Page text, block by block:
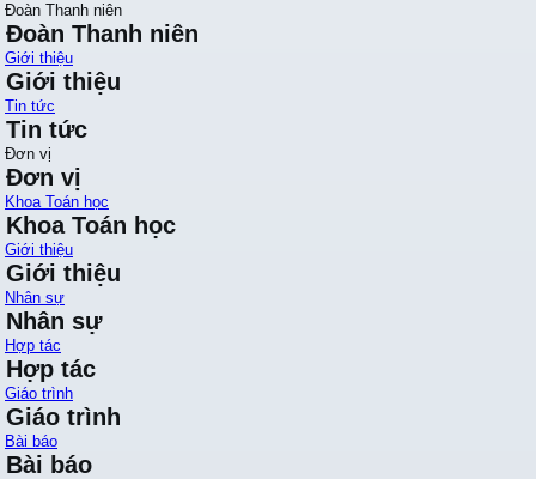
Đoàn Thanh niên
Đoàn Thanh niên
Giới thiệu
Giới thiệu
Tin tức
Tin tức
Đơn vị
Đơn vị
Khoa Toán học
Khoa Toán học
Giới thiệu
Giới thiệu
Nhân sự
Nhân sự
Hợp tác
Hợp tác
Giáo trình
Giáo trình
Bài báo
Bài báo